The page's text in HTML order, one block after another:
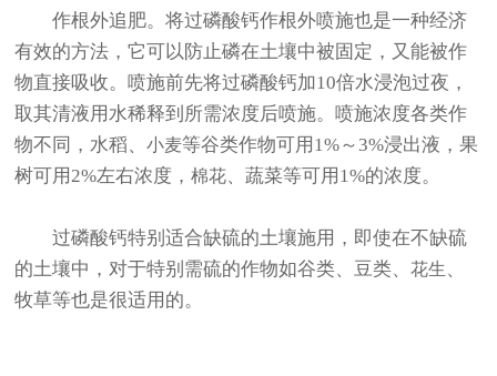
作根外追肥。将过磷酸钙作根外喷施也是一种经济
有效的方法，它可以防止磷在土壤中被固定，又能被作
物直接吸收。喷施前先将过磷酸钙加10倍水浸泡过夜，
取其清液用水稀释到所需浓度后喷施。喷施浓度各类作
物不同，水稻、小麦等谷类作物可用1%～3%浸出液，果
树可用2%左右浓度，棉花 、蔬菜等可用1%的浓度。
过磷酸钙特别适合缺硫的土壤施用，即使在不缺硫
的土壤中，对于特别需硫的作物如谷类、豆类、花生
牧草等也是很适用的。